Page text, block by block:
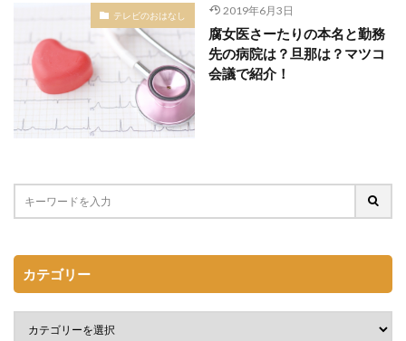
テレビのおはなし 2019年6月3日
腐女医さーたりの本名と勤務
先の病院は？旦那は？マツコ
会議で紹介！
カテゴリー